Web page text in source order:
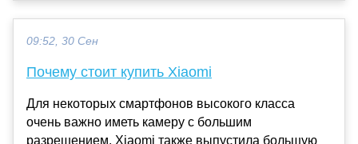
09:52, 30 Сен
Почему стоит купить Xiaomi
Для некоторых смартфонов высокого класса
очень важно иметь камеру с большим
разрешением. Xiaomi также выпустила большую